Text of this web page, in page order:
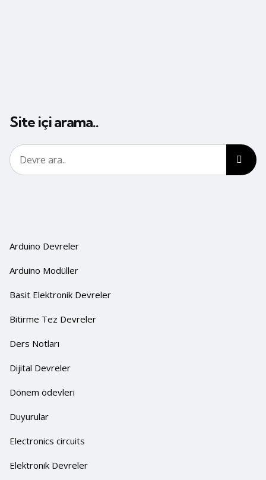
Site içi arama..
Arduino Devreler
Arduino Modüller
Basit Elektronik Devreler
Bitirme Tez Devreler
Ders Notları
Dijital Devreler
Dönem ödevleri
Duyurular
Electronics circuits
Elektronik Devreler